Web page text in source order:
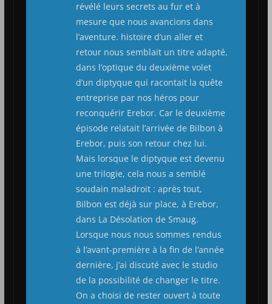
révélé leurs secrets au fur et à
mesure que nous avancions dans
l’aventure. histoire d’un aller et
retour nous semblait un titre adapté,
dans l’optique du deuxième volet
d’un diptyque qui racontait la quête
entreprise par nos héros pour
reconquérir Erebor. Car le deuxième
épisode relatait l’arrivée de Bilbon à
Erebor, puis son retour chez lui.
Mais lorsque le diptyque est devenu
une trilogie, cela nous a semblé
soudain maladroit : après tout,
Bilbon est déjà sur place, à Erebor,
dans La Désolation de Smaug.
Lorsque nous nous sommes rendus
à l’avant-première à la fin de l’année
dernière, j’ai discuté avec le studio
de la possibilité de changer le titre.
On a choisi de rester ouvert à toute